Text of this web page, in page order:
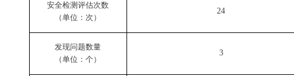
安全检测评估次数
（单位：次）
24
发现问题数量
（单位：个）
3